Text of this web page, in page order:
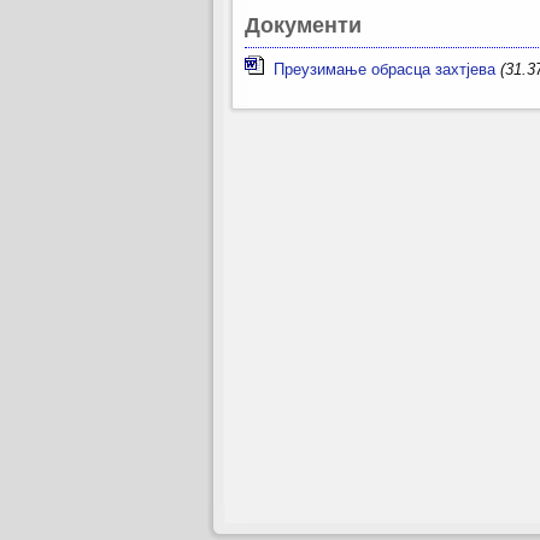
Документи
Преузимање обрасца захтјева